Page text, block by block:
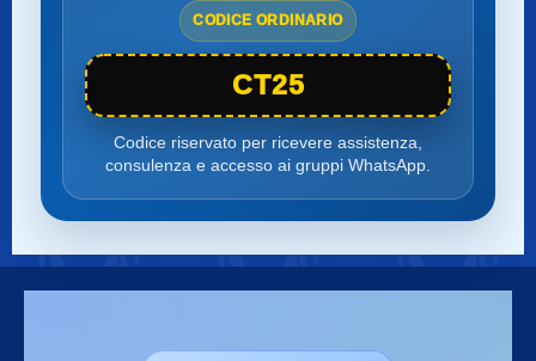
CODICE ORDINARIO
CT25
Codice riservato per ricevere assistenza,
consulenza e accesso ai gruppi WhatsApp.